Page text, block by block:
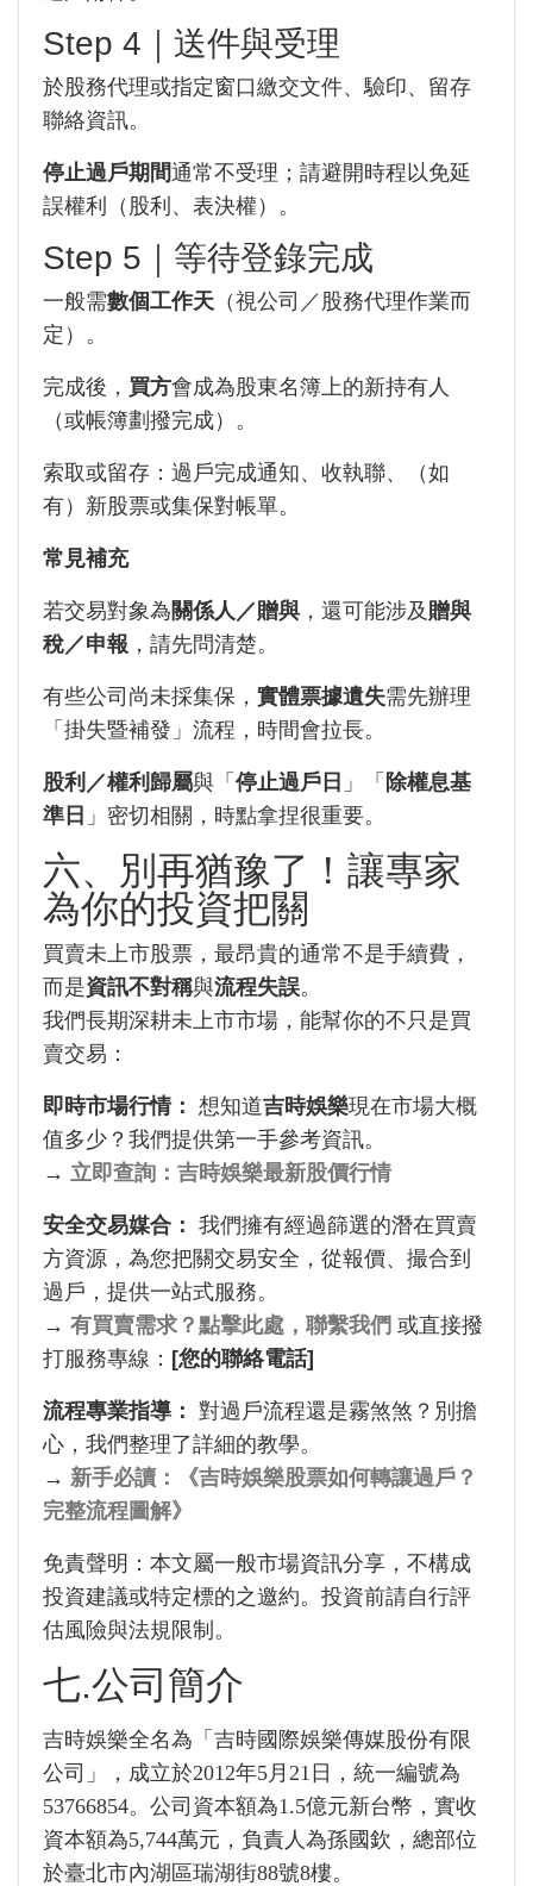
Step 4｜送件與受理
於股務代理或指定窗口繳交文件、驗印、留存
聯絡資訊。
停止過戶期間通常不受理；請避開時程以免延
誤權利（股利、表決權）。
Step 5｜等待登錄完成
一般需數個工作天 （視公司／股務代理作業而
定）。
完成後， 買方會成為股東名簿上的新持有人
（或帳簿劃撥完成）。
索取或留存：過戶完成通知、收執聯、（如
有）新股票或集保對帳單。
常見補充
若交易對象為關係人／贈與 ，還可能涉及 贈與
稅／申報 ，請先問清楚。
有些公司尚未採集保， 實體票據遺失需先辦理
「掛失暨補發」流程，時間會拉長。
股利／權利歸屬與「 停止過戶日 」「 除權息基
準日 」密切相關，時點拿捏很重要。
六、別再猶豫了！讓專家
為你的投資把關
買賣未上市股票，最昂貴的通常不是手續費，
而是資訊不對稱與流程失誤。
我們長期深耕未上市市場，能幫你的不只是買
賣交易：
即時市場行情： 想知道吉時娛樂現在市場大概
值多少？我們提供第一手參考資訊。
→ 立即查詢：吉時娛樂最新股價行情
安全交易媒合： 我們擁有經過篩選的潛在買賣
方資源，為您把關交易安全，從報價、撮合到
過戶，提供一站式服務。
→ 有買賣需求？點擊此處，聯繫我們 或直接撥
打服務專線： [您的聯絡電話]
流程專業指導： 對過戶流程還是霧煞煞？別擔
心，我們整理了詳細的教學。
→ 新手必讀：《吉時娛樂股票如何轉讓過戶？
完整流程圖解》
免責聲明：本文屬一般市場資訊分享，不構成
投資建議或特定標的之邀約。投資前請自行評
估風險與法規限制。
七.公司簡介
吉時娛樂全名為「吉時國際娛樂傳媒股份有限
公司」，成立於2012年5月21日，統一編號為
53766854。公司資本額為1.5億元新台幣，實收
資本額為5,744萬元，負責人為孫國欽，總部位
於臺北市內湖區瑞湖街88號8樓。